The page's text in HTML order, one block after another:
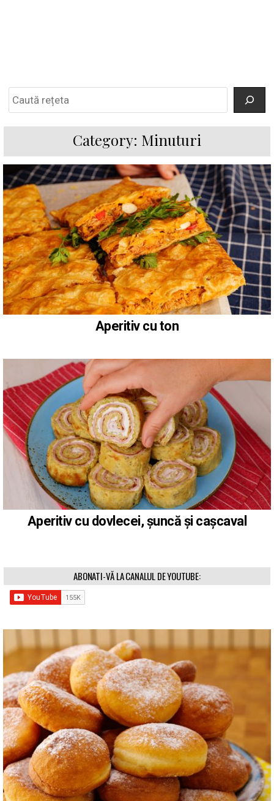
Category: Minuturi
Aperitiv cu ton
Aperitiv cu dovlecei, șuncă și cașcaval
ABONATI-VĂ LA CANALUL DE YOUTUBE: